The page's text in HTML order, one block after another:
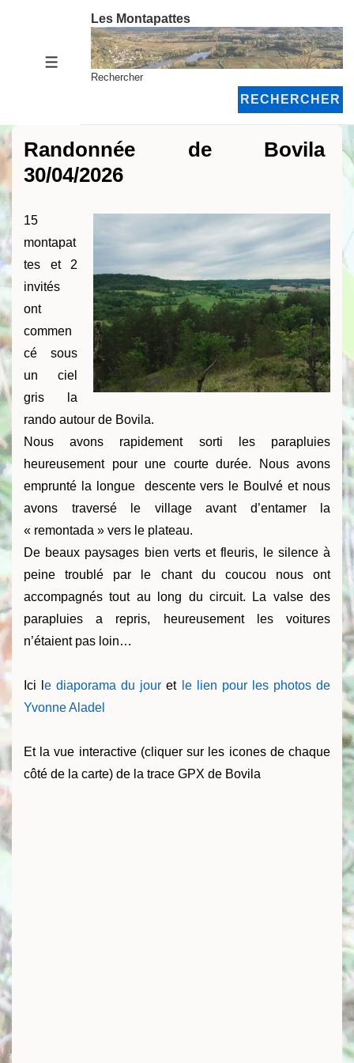
MENU
Les Montapattes
Rechercher
RECHERCHER
Randonnée de Bovila
30/04/2026
15
montapat
tes et 2
invités
ont
commen
cé sous
un ciel
gris la
rando autour de Bovila.
Nous avons rapidement sorti les parapluies
heureusement pour une courte durée. Nous avons
emprunté la longue descente vers le Boulvé et nous
avons traversé le village avant d’entamer la
« remontada » vers le plateau.
De beaux paysages bien verts et fleuris, le silence à
peine troublé par le chant du coucou nous ont
accompagnés tout au long du circuit. La valse des
parapluies a repris, heureusement les voitures
n’étaient pas loin…
Ici le diaporama du jour et le lien pour les photos de
Yvonne Aladel
Et la vue interactive (cliquer sur les icones de chaque
côté de la carte) de la trace GPX de Bovila